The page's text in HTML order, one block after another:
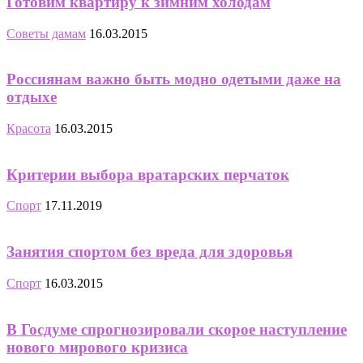
Советы дамам 16.03.2015
Россиянам важно быть модно одетыми даже на
отдыхе
Красота 16.03.2015
Критерии выбора вратарских перчаток
Спорт 17.11.2019
Занятия спортом без вреда для здоровья
Спорт 16.03.2015
В Госдуме спрогнозировали скорое наступление
нового мирового кризиса